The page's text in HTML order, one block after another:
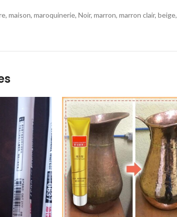
maison, maroquinerie, Noir, marron, marron clair,